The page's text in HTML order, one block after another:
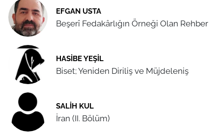
EFGAN USTA
Beşerî Fedakârlığın Örneği Olan Rehber
HASIBE YEŞIL
Biset; Yeniden Diriliş ve Müjdeleniş
SALIH KUL
İran (II. Bölüm)